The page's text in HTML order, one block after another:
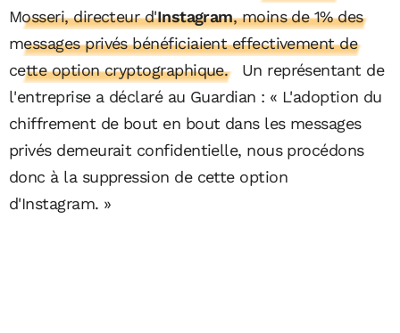
Mosseri, directeur d'Instagram, moins de 1% des
messages privés bénéficiaient effectivement de
cette option cryptographique.
Un représentant de
l'entreprise a déclaré au Guardian : « L'adoption du
chiffrement de bout en bout dans les messages
privés demeurait confidentielle, nous procédons
donc à la suppression de cette option
d'Instagram. »